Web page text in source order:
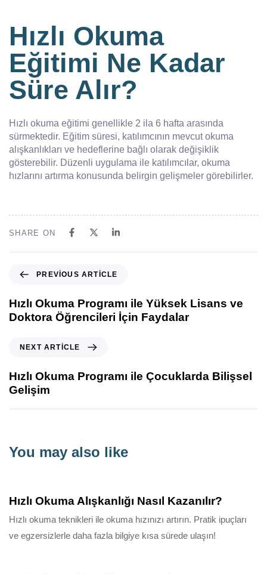
Hızlı Okuma
Eğitimi Ne Kadar
Süre Alır?
Hızlı okuma eğitimi genellikle 2 ila 6 hafta arasında
sürmektedir. Eğitim süresi, katılımcının mevcut okuma
alışkanlıkları ve hedeflerine bağlı olarak değişiklik
gösterebilir. Düzenli uygulama ile katılımcılar, okuma
hızlarını artırma konusunda belirgin gelişmeler görebilirler.
SHARE ON
PREVIOUS ARTICLE
Hızlı Okuma Programı ile Yüksek Lisans ve
Doktora Öğrencileri İçin Faydalar
NEXT ARTICLE
Hızlı Okuma Programı ile Çocuklarda Bilişsel
Gelişim
You may also like
Hızlı Okuma Alışkanlığı Nasıl Kazanılır?
Hızlı okuma teknikleri ile okuma hızınızı artırın. Pratik ipuçları
ve egzersizlerle daha fazla bilgiye kısa sürede ulaşın!